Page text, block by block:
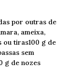
por outras de
ameixa,
ou tiras100 g de
sem
g de nozes